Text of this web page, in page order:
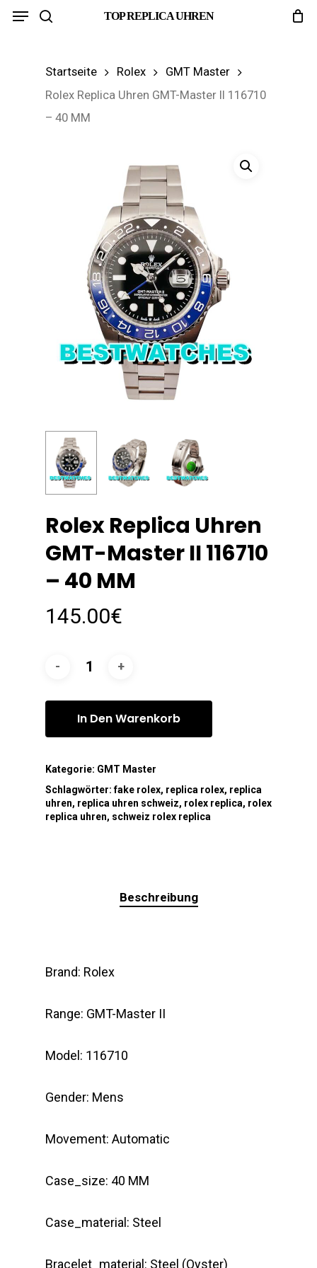
Skip
TOP REPLICA UHREN
Menu
Startseite Rolex
GMT Master
Rolex Replica Uhren GMT-Master II 116710
– 40 MM
Rolex Replica Uhren
GMT-Master II 116710
– 40 MM
145.00€
In Den Warenkorb
Kategorie: GMT Master
Schlagwörter:fake rolex, replica rolex, replica
uhren, replica uhren schweiz, rolex replica, rolex
replica uhren, schweiz rolex replica
Beschreibung
Brand: Rolex
Range: GMT-Master II
Model: 116710
Gender: Mens
Movement: Automatic
Case_size: 40 MM
Case_material: Steel
Bracelet_material: Steel (Oyster)